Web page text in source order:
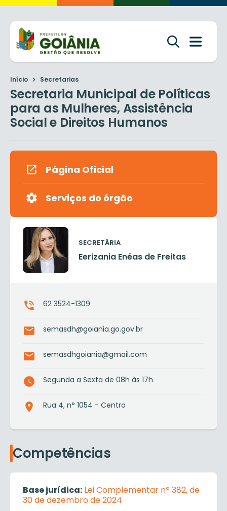
Início Secretarias
Secretaria Municipal de Políticas
para as Mulheres, Assistência
Social e Direitos Humanos
Página Oficial
Serviços do órgão
SECRETÁRIA
Eerizania Enéas de Freitas
62 3524-1309
semasdh@goiania.go.gov.br
semasdhgoiania@gmail.com
Segunda a Sexta de 08h às 17h
Rua 4, n° 1054 - Centro
Competências
Base jurídica: Lei Complementar nº 382, de
30 de dezembro de 2024